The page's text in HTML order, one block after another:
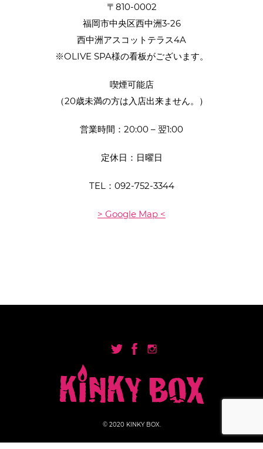
〒810-0002
福岡市中央区西中洲3-26
西中洲アスコットテラス4A
※OLIVE SPA様の看板がございます。
喫煙可能店
（20歳未満の方は入店出来ません。）
営業時間：20:00 – 翌1:00
定休日：日曜日
TEL： 092-752-3344
> Google Map <
© 2020 KINKY BOX.